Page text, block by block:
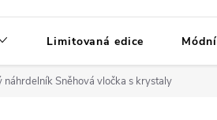
Limitovaná edice
náhrdelník Sněhová vločka s krystaly